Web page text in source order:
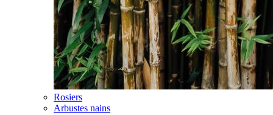
Rosiers
Arbustes nains